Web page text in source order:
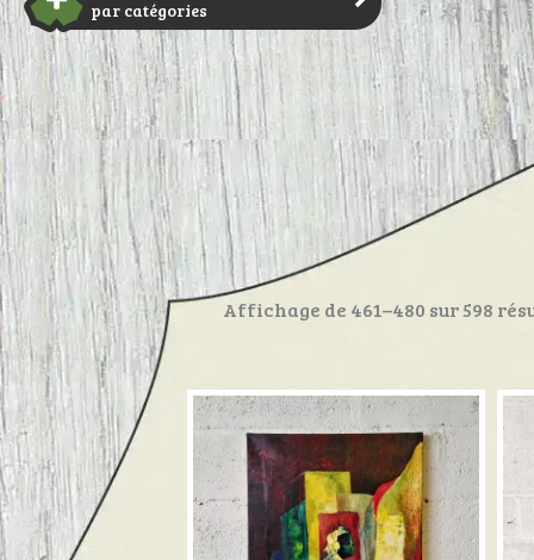
par catégories
Affichage de 461–480 sur 598